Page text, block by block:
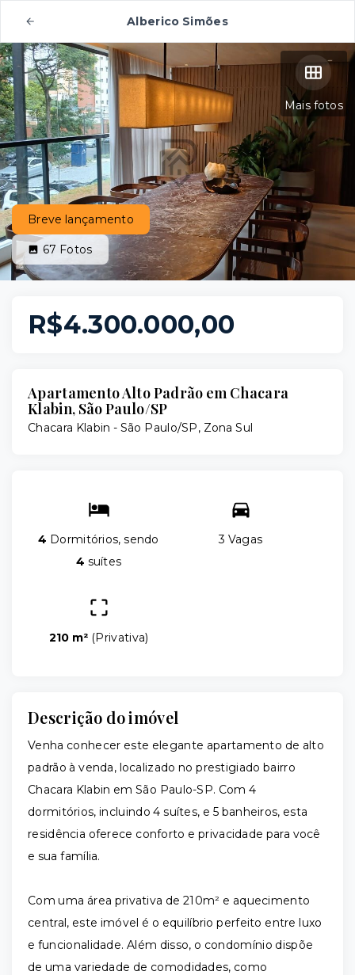
Alberico Simões
Mais fotos
Breve lançamento
67 Fotos
R$4.300.000,00
Apartamento Alto Padrão em Chacara
Klabin, São Paulo/SP
Chacara Klabin - São Paulo/SP, Zona Sul
4 Dormitórios, sendo
4 suítes
3 Vagas
210 m² (Privativa)
Descrição do imóvel
Venha conhecer este elegante apartamento de alto
padrão à venda, localizado no prestigiado bairro
Chacara Klabin em São Paulo-SP. Com 4
dormitórios, incluindo 4 suítes, e 5 banheiros, esta
residência oferece conforto e privacidade para você
e sua família.
Com uma área privativa de 210m² e aquecimento
central, este imóvel é o equilíbrio perfeito entre luxo
e funcionalidade. Além disso, o condomínio dispõe
de uma variedade de comodidades, como